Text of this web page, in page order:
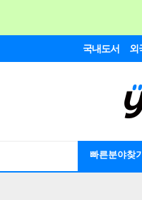
국내도서 외
빠른분야찾기